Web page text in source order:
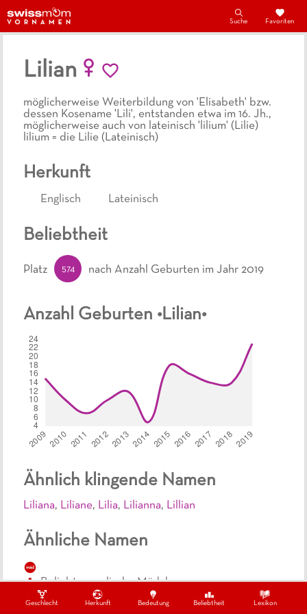
Geschlecht Herkunft Bedeutung Beliebtheit Lexikon
Suche Favoriten
Lilian
möglicherweise Weiterbildung von 'Elisabeth' bzw.
dessen Kosename 'Lili', entstanden etwa im 16. Jh.,
möglicherweise auch von lateinisch 'lilium' (Lilie)
lilium = die Lilie (Lateinisch)
Herkunft
Englisch Lateinisch
Ähnlich klingende Namen
Liliana, Liliane, Lilia, Lilianna, Lillian
Ähnliche Namen
mäd
Beliebte, englische Mädchennamen
Beliebtheit
Platz 574 nach Anzahl Geburten im Jahr 2019
Anzahl Geburten •Lilian•